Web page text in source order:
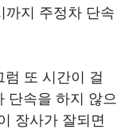
까지 주정차 단속
또 시간이 걸
단속을 하지 않으
장사가 잘되면